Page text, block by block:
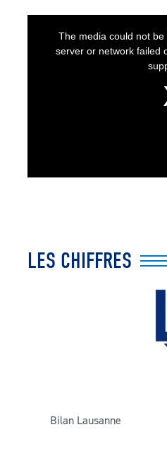
The media could not
server or network failed
LES CHIFFRES
Bilan Lausanne